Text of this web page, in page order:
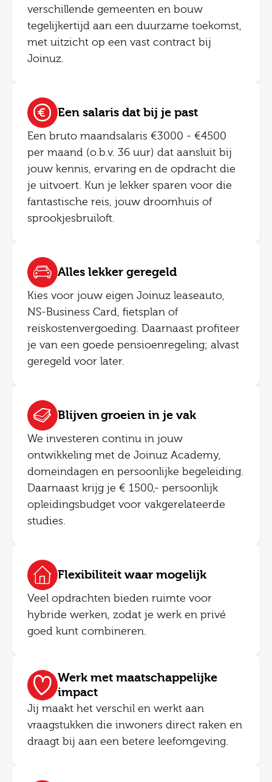
verschillende gemeenten en bouw
tegelijkertijd aan een duurzame toekomst,
met uitzicht op een vast contract bij
Joinuz.
Een salaris dat bij je past
Een bruto maandsalaris €3000 - €4500
per maand (o.b.v. 36 uur) dat aansluit bij
jouw kennis, ervaring en de opdracht die
je uitvoert. Kun je lekker sparen voor die
fantastische reis, jouw droomhuis of
sprookjesbruiloft.
Alles lekker geregeld
Kies voor jouw eigen Joinuz leaseauto,
NS-Business Card, fietsplan of
reiskostenvergoeding. Daarnaast profiteer
je van een goede pensioenregeling; alvast
geregeld voor later.
Blijven groeien in je vak
We investeren continu in jouw
ontwikkeling met de Joinuz Academy,
domeindagen en persoonlijke begeleiding.
Daarnaast krijg je € 1500,- persoonlijk
opleidingsbudget voor vakgerelateerde
studies.
Flexibiliteit waar mogelijk
Veel opdrachten bieden ruimte voor
hybride werken, zodat je werk en privé
goed kunt combineren.
Werk met maatschappelijke
impact
Jij maakt het verschil en werkt aan
vraagstukken die inwoners direct raken en
draagt bij aan een betere leefomgeving.